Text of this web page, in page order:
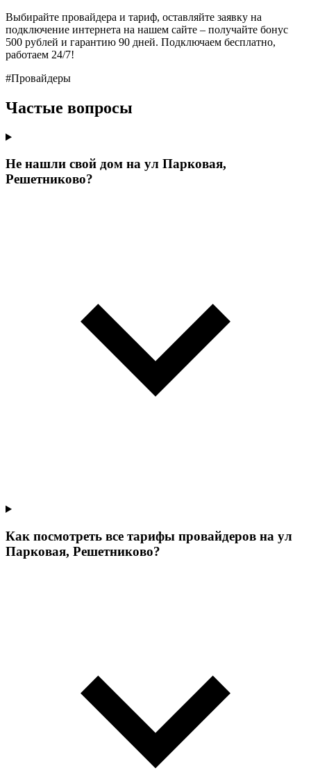
Выбирайте провайдера и тариф, оставляйте заявку на
подключение интернета на нашем сайте – получайте бонус
500 рублей и гарантию 90 дней. Подключаем бесплатно,
работаем 24/7!
#Провайдеры
Частые вопросы
Не нашли свой дом на ул Парковая,
Решетниково?
Как посмотреть все тарифы провайдеров на ул
Парковая, Решетниково?